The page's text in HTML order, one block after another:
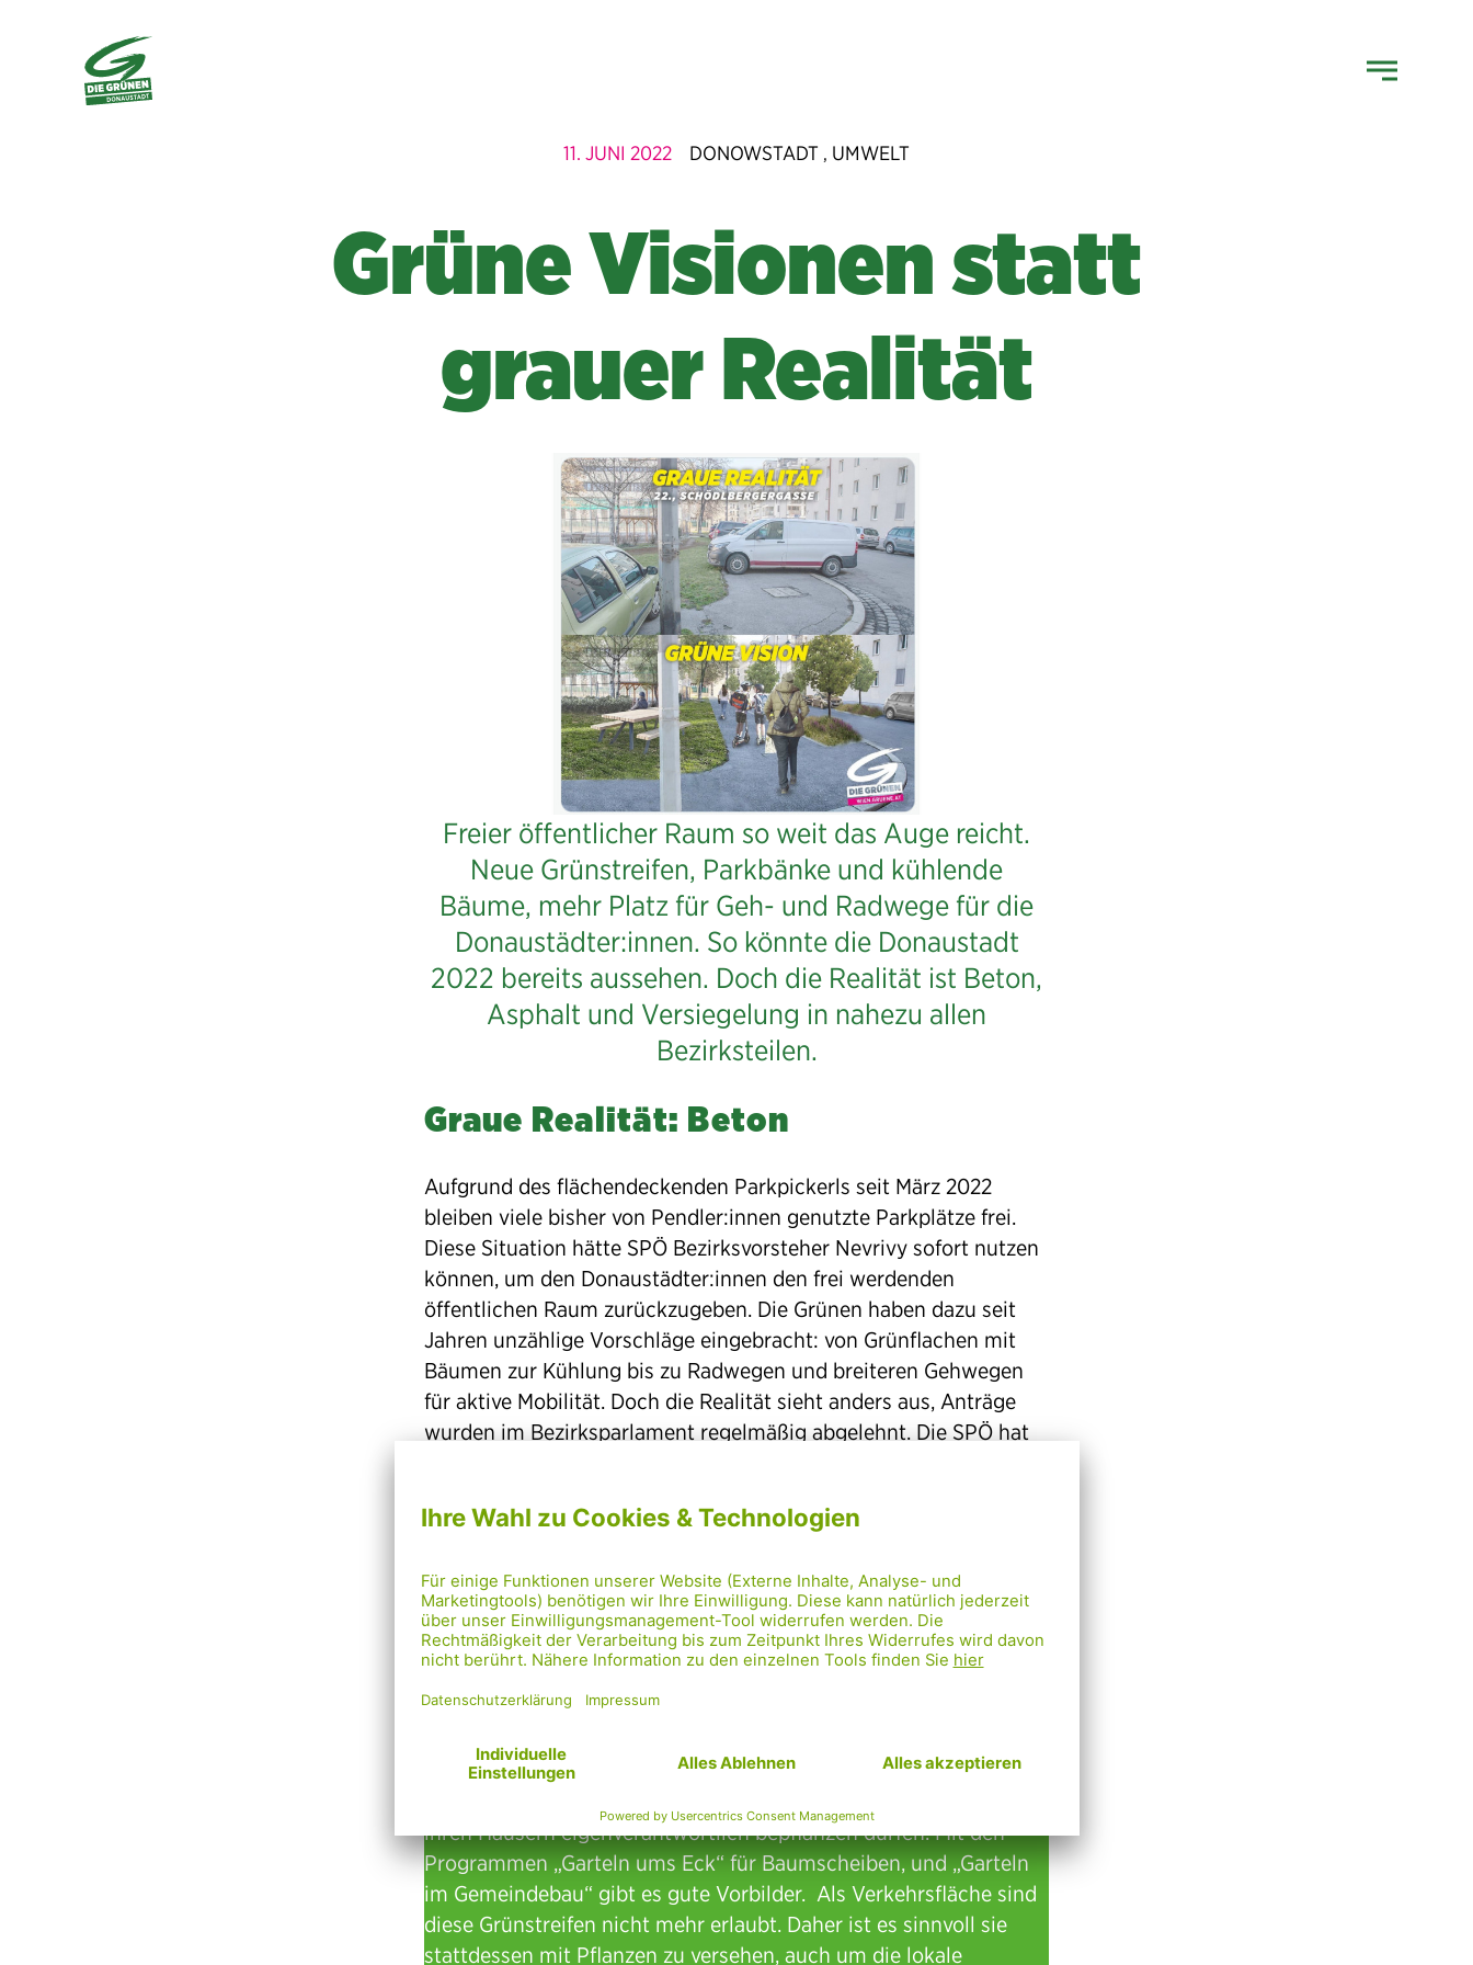
11. JUNI 2022 DONOWSTADT , UMWELT
Grüne Visionen statt
grauer Realität
Freier öffentlicher Raum so weit das Auge reicht.
Neue Grünstreifen, Parkbänke und kühlende
Bäume, mehr Platz für Geh- und Radwege für die
Donaustädter:innen. So könnte die Donaustadt
2022 bereits aussehen. Doch die Realität ist Beton,
Asphalt und Versiegelung in nahezu allen
Bezirksteilen.
Graue Realität: Beton
Aufgrund des flächendeckenden Parkpickerls seit März 2022
bleiben viele bisher von Pendler:innen genutzte Parkplätze frei.
Diese Situation hätte SPÖ Bezirksvorsteher Nevrivy sofort nutzen
können, um den Donaustädter:innen den frei werdenden
öffentlichen Raum zurückzugeben. Die Grünen haben dazu seit
Jahren unzählige Vorschläge eingebracht: von Grünflachen mit
Bäumen zur Kühlung bis zu Radwegen und breiteren Gehwegen
für aktive Mobilität. Doch die Realität sieht anders aus, Anträge
wurden im Bezirksparlament regelmäßig abgelehnt. Die SPÖ hat
Nutzung der frei gewordenen öffentlichen Flächen zu prüfen. Ein
Gehsteigparken zu beenden. Doch nichts davon ist passiert.
ihren Häusern eigenverantwortlich bepflanzen dürfen. Mit den
Programmen „Garteln ums Eck“ für Baumscheiben, und „Garteln
im Gemeindebau“ gibt es gute Vorbilder. Als Verkehrsfläche sind
diese Grünstreifen nicht mehr erlaubt. Daher ist es sinnvoll sie
stattdessen mit Pflanzen zu versehen, auch um die lokale